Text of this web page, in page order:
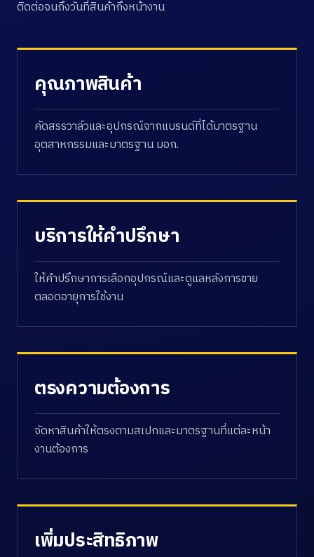
ติดต่อจนถึงวันที่สินค้าถึงหน้างาน
คุณภาพสินค้า
คัดสรรวาล์วและอุปกรณ์จากแบรนด์ที่ได้มาตรฐาน
อุตสาหกรรมและมาตรฐาน มอก.
บริการให้คำปรึกษา
ให้คำปรึกษาการเลือกอุปกรณ์และดูแลหลังการขาย
ตลอดอายุการใช้งาน
ตรงความต้องการ
จัดหาสินค้าให้ตรงตามสเปกและมาตรฐานที่แต่ละหน้า
งานต้องการ
เพิ่มประสิทธิภาพ